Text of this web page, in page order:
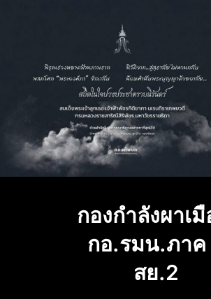
กองกำลังผาเ
กอ.รมน.ภาค
สย.2